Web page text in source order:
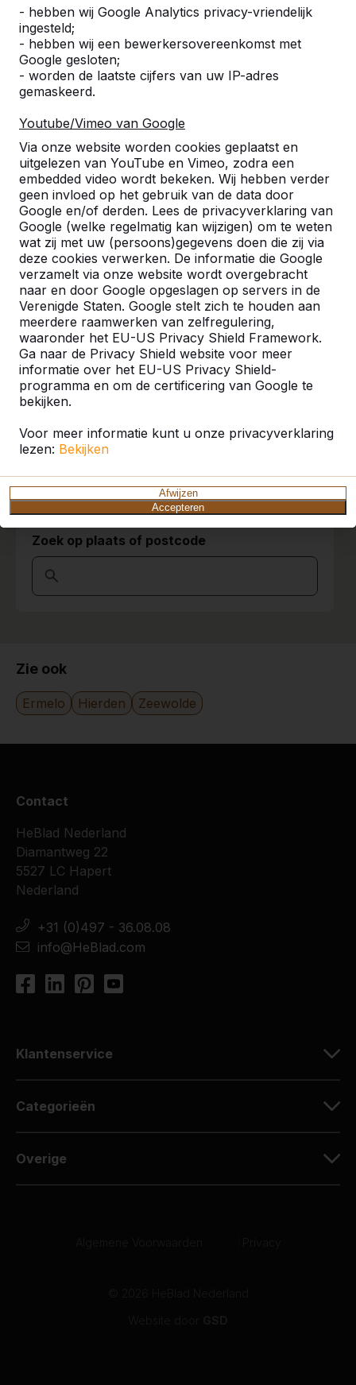
- hebben wij Google Analytics privacy-vriendelijk
ingesteld;
- hebben wij een bewerkersovereenkomst met
Google gesloten;
- worden de laatste cijfers van uw IP-adres
gemaskeerd.
Youtube/Vimeo van Google
Via onze website worden cookies geplaatst en
uitgelezen van YouTube en Vimeo, zodra een
embedded video wordt bekeken. Wij hebben verder
geen invloed op het gebruik van de data door
Google en/of derden. Lees de privacyverklaring van
Google (welke regelmatig kan wijzigen) om te weten
wat zij met uw (persoons)gegevens doen die zij via
deze cookies verwerken. De informatie die Google
verzamelt via onze website wordt overgebracht
naar en door Google opgeslagen op servers in de
Verenigde Staten. Google stelt zich te houden aan
meerdere raamwerken van zelfregulering,
waaronder het EU-US Privacy Shield Framework.
Ga naar de Privacy Shield website voor meer
informatie over het EU-US Privacy Shield-
programma en om de certificering van Google te
bekijken.
Voor meer informatie kunt u onze privacyverklaring
lezen: Bekijken
Afwijzen
Accepteren
Referenties
U vindt onze producten in heel Europa en
zelfs daarbuiten. Bekijk hier waar bij u in de
buurt al een HeBlad product staat.
Product
Categorie
Alles weergeven
Zoek op plaats of postcode
Zie ook
Ermelo Hierden Zeewolde
Contact
HeBlad Nederland
Diamantweg 22
5527 LC Hapert
Nederland
+31 (0)497 - 36.08.08
info@HeBlad.com
Klantenservice
Categorieën
Overige